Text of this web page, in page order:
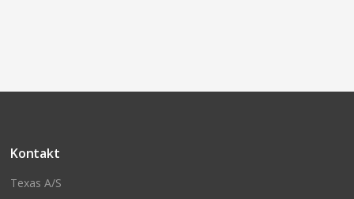
Kontakt
Texas A/S